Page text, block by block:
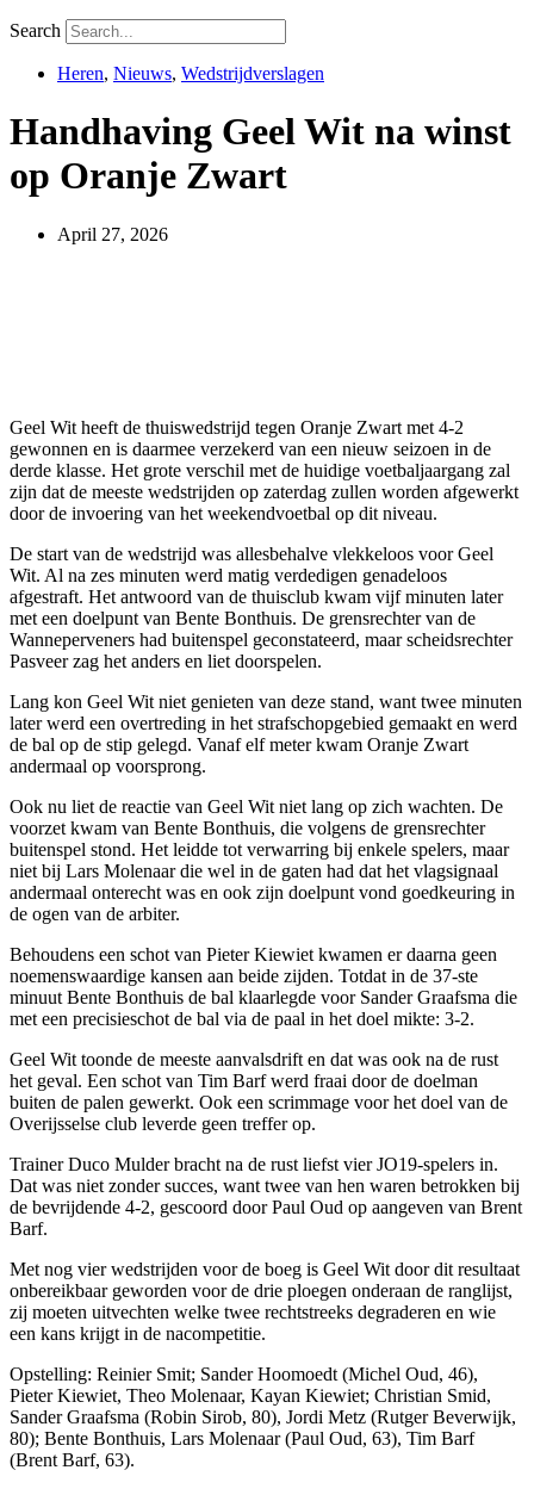
Search
Heren, Nieuws, Wedstrijdverslagen
Handhaving Geel Wit na winst
op Oranje Zwart
April 27, 2026
Geel Wit heeft de thuiswedstrijd tegen Oranje Zwart met 4-2
gewonnen en is daarmee verzekerd van een nieuw seizoen in de
derde klasse. Het grote verschil met de huidige voetbaljaargang zal
zijn dat de meeste wedstrijden op zaterdag zullen worden afgewerkt
door de invoering van het weekendvoetbal op dit niveau.
De start van de wedstrijd was allesbehalve vlekkeloos voor Geel
Wit. Al na zes minuten werd matig verdedigen genadeloos
afgestraft. Het antwoord van de thuisclub kwam vijf minuten later
met een doelpunt van Bente Bonthuis. De grensrechter van de
Wanneperveners had buitenspel geconstateerd, maar scheidsrechter
Pasveer zag het anders en liet doorspelen.
Lang kon Geel Wit niet genieten van deze stand, want twee minuten
later werd een overtreding in het strafschopgebied gemaakt en werd
de bal op de stip gelegd. Vanaf elf meter kwam Oranje Zwart
andermaal op voorsprong.
Ook nu liet de reactie van Geel Wit niet lang op zich wachten. De
voorzet kwam van Bente Bonthuis, die volgens de grensrechter
buitenspel stond. Het leidde tot verwarring bij enkele spelers, maar
niet bij Lars Molenaar die wel in de gaten had dat het vlagsignaal
andermaal onterecht was en ook zijn doelpunt vond goedkeuring in
de ogen van de arbiter.
Behoudens een schot van Pieter Kiewiet kwamen er daarna geen
noemenswaardige kansen aan beide zijden. Totdat in de 37-ste
minuut Bente Bonthuis de bal klaarlegde voor Sander Graafsma die
met een precisieschot de bal via de paal in het doel mikte: 3-2.
Geel Wit toonde de meeste aanvalsdrift en dat was ook na de rust
het geval. Een schot van Tim Barf werd fraai door de doelman
buiten de palen gewerkt. Ook een scrimmage voor het doel van de
Overijsselse club leverde geen treffer op.
Trainer Duco Mulder bracht na de rust liefst vier JO19-spelers in.
Dat was niet zonder succes, want twee van hen waren betrokken bij
de bevrijdende 4-2, gescoord door Paul Oud op aangeven van Brent
Barf.
Met nog vier wedstrijden voor de boeg is Geel Wit door dit resultaat
onbereikbaar geworden voor de drie ploegen onderaan de ranglijst,
zij moeten uitvechten welke twee rechtstreeks degraderen en wie
een kans krijgt in de nacompetitie.
Opstelling: Reinier Smit; Sander Hoomoedt (Michel Oud, 46),
Pieter Kiewiet, Theo Molenaar, Kayan Kiewiet; Christian Smid,
Sander Graafsma (Robin Sirob, 80), Jordi Metz (Rutger Beverwijk,
80); Bente Bonthuis, Lars Molenaar (Paul Oud, 63), Tim Barf
(Brent Barf, 63).